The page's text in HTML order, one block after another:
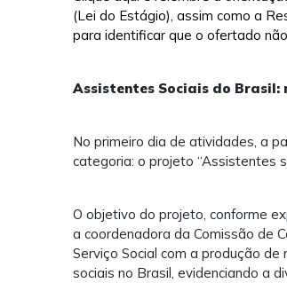
(Lei do Estágio), assim como a
para identificar que o ofertado
Assistentes Sociais do
No primeiro dia de atividades, a
categoria: o projeto “Assistentes
O objetivo do projeto, conforme
a coordenadora da Comissão de
Serviço Social com a produção
sociais no Brasil, evidenciando a